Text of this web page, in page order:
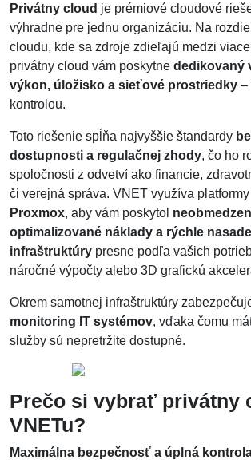
Privátny cloud je prémiové cloudové
výhradne pre jednu organizáciu. Na
cloudu, kde sa zdroje zdieľajú medzi
privátny cloud vám poskytne dedikovaný
výkon, úložisko a sieťové prostriedky –
kontrolou.
Toto riešenie spĺňa najvyššie štandardy
dostupnosti a regulačnej zhody, čo ho
spoločnosti z odvetví ako financie,
či verejná správa. VNET využíva platformy
Proxmox, aby vám poskytol
optimalizované náklady a rýchle
infraštruktúry presne podľa vašich
náročné výpočty alebo 3D grafickú
Okrem samotnej infraštruktúry
monitoring IT systémov, vďaka čomu
služby sú nepretržite dostupné.
Prečo si vybrať privátny
VNETu?
Maximálna bezpečnosť a úplná